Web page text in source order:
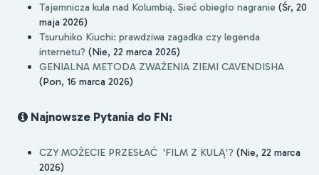
Tajemnicza kula nad Kolumbią. Sieć obiegło nagranie (Śr, 20
maja 2026)
Tsuruhiko Kiuchi: prawdziwa zagadka czy legenda
internetu? (Nie, 22 marca 2026)
GENIALNA METODA ZWAŻENIA ZIEMI CAVENDISHA
(Pon, 16 marca 2026)
Najnowsze Pytania do FN:
CZY MOŻECIE PRZESŁAĆ 'FILM Z KULĄ'? (Nie, 22 marca
2026)